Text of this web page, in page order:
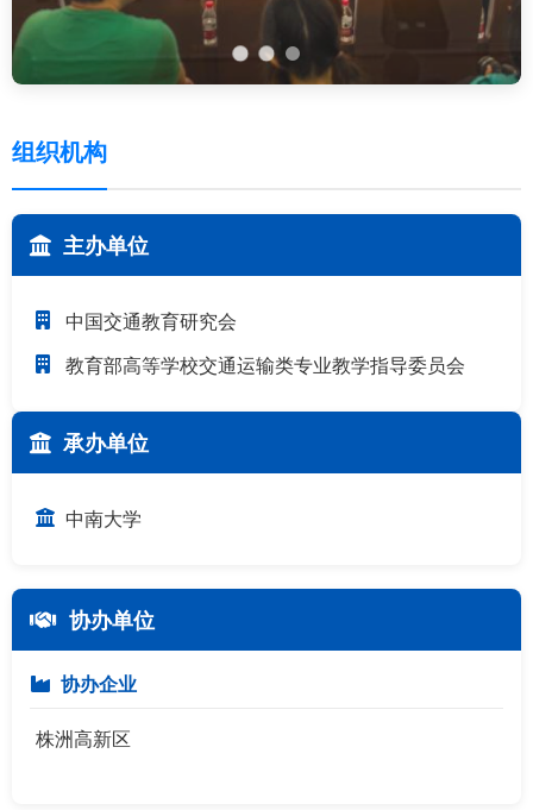
组织机构
主办单位
中国交通教育研究会
教育部高等学校交通运输类专业教学指导委员会
承办单位
中南大学
协办单位
协办企业
株洲高新区